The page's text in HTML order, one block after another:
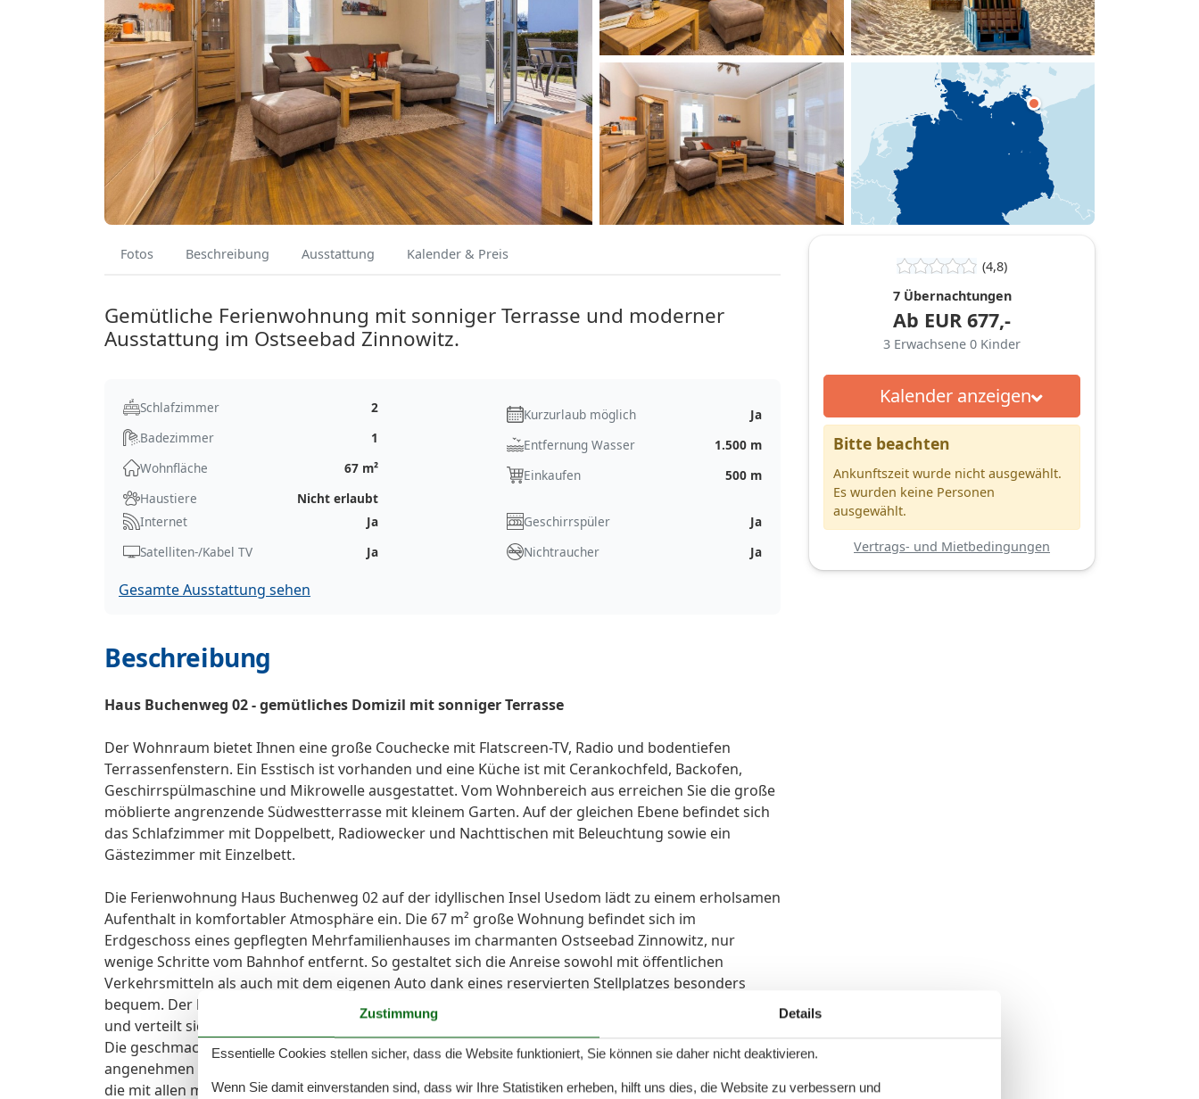
Fotos Beschreibung Ausstattung Kalender & Preis
Gemütliche Ferienwohnung mit sonniger Terrasse und moderner
Ausstattung im Ostseebad Zinnowitz.
Schlafzimmer
2
Badezimmer
1
Wohnfläche
67 m²
Haustiere
Nicht erlaubt
Kurzurlaub möglich
Ja
Entfernung Wasser
1.500 m
Einkaufen
500 m
Internet
Ja
Satelliten-/Kabel TV
Ja
Geschirrspüler
Ja
Nichtraucher
Ja
Gesamte Ausstattung sehen
Beschreibung
Haus Buchenweg 02 - gemütliches Domizil mit sonniger Terrasse
Der Wohnraum bietet Ihnen eine große Couchecke mit Flatscreen-TV, Radio und bodentiefen
Terrassenfenstern. Ein Esstisch ist vorhanden und eine Küche ist mit Cerankochfeld, Backofen,
Geschirrspülmaschine und Mikrowelle ausgestattet. Vom Wohnbereich aus erreichen Sie die große
möblierte angrenzende Südwestterrasse mit kleinem Garten. Auf der gleichen Ebene befindet sich
das Schlafzimmer mit Doppelbett, Radiowecker und Nachttischen mit Beleuchtung sowie ein
Gästezimmer mit Einzelbett.
Die Ferienwohnung Haus Buchenweg 02 auf der idyllischen Insel Usedom lädt zu einem erholsamen
Aufenthalt in komfortabler Atmosphäre ein. Die 67 m² große Wohnung befindet sich im
Erdgeschoss eines gepflegten Mehrfamilienhauses im charmanten Ostseebad Zinnowitz, nur
wenige Schritte vom Bahnhof entfernt. So gestaltet sich die Anreise sowohl mit öffentlichen
Verkehrsmitteln als auch mit dem eigenen Auto dank eines reservierten Stellplatzes besonders
bequem. Der liebevoll eingerichtete Wohnbereich der Ferienwohnung bietet Platz für drei Personen
und verteilt sich auf zwei gemütliche Schlafzimmer, die mit behaglichen Betten ausgestattet sind.
Die geschmackvoll gestalteten Räume vermitteln Ruhe und Geborgenheit und ermöglichen einen
angenehmen Start in den Tag. Ein weiteres Highlight ist die separate, komplett geschlossene Küche,
die mit allen modernen Geräten wie Backofen, Spülmaschine, Ceranfeld, Mikrowelle und neben der
(4,8)
7 Übernachtungen
Ab EUR 677,-
3 Erwachsene 0 Kinder
Kalender anzeigen
Bitte beachten
Ankunftszeit wurde nicht ausgewählt.
Es wurden keine Personen
ausgewählt.
Vertrags- und Mietbedingungen
Zustimmung Details
Essentielle Cookies stellen sicher, dass die Website funktioniert, Sie können sie daher nicht deaktivieren.
Wenn Sie damit einverstanden sind, dass wir Ihre Statistiken erheben, hilft uns dies, die Website zu verbessern und